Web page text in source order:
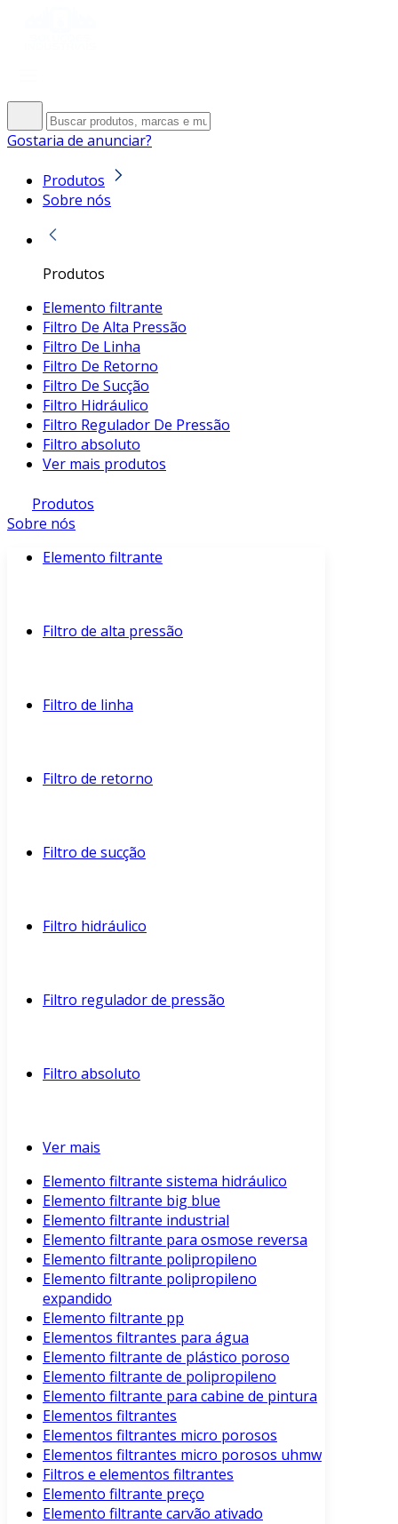
Gostaria de anunciar?
Produtos
Sobre nós
Produtos
Elemento filtrante
Filtro De Alta Pressão
Filtro De Linha
Filtro De Retorno
Filtro De Sucção
Filtro Hidráulico
Filtro Regulador De Pressão
Filtro absoluto
Ver mais produtos
Produtos
Sobre nós
Elemento filtrante
Filtro de alta pressão
Filtro de linha
Filtro de retorno
Filtro de sucção
Filtro hidráulico
Filtro regulador de pressão
Filtro absoluto
Ver mais
Elemento filtrante sistema hidráulico
Elemento filtrante big blue
Elemento filtrante industrial
Elemento filtrante para osmose reversa
Elemento filtrante polipropileno
Elemento filtrante polipropileno
expandido
Elemento filtrante pp
Elementos filtrantes para água
Elemento filtrante de plástico poroso
Elemento filtrante de polipropileno
Elemento filtrante para cabine de pintura
Elementos filtrantes
Elementos filtrantes micro porosos
Elementos filtrantes micro porosos uhmw
Filtros e elementos filtrantes
Elemento filtrante preço
Elemento filtrante carvão ativado